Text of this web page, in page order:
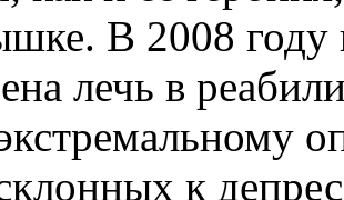
В 2008 году
лечь в
к